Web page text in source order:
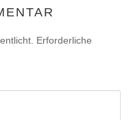
Erforderliche